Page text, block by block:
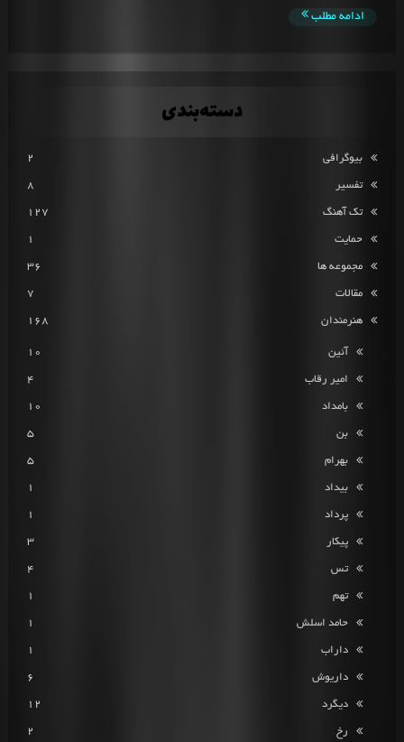
ادامه مطلب
دسته‌بندی
بیوگرافی 2
تفسیر 8
تک آهنگ 127
حمایت 1
مجموعه ها 36
مقالات 7
هنرمندان 168
آئین 10
امیر رقاب 4
بامداد 10
بن 5
بهرام 5
بیداد 1
پرداد 1
پیکار 3
تس 4
تهم 1
حامد اسلش 1
داراب 1
داریوش 6
دیگرد 12
رخ 2